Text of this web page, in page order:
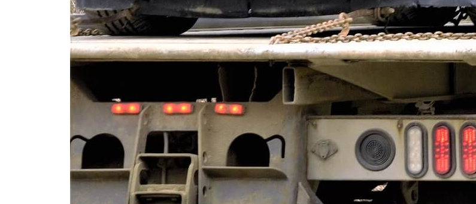
Ваш адрес email не будет опубликован. Обязательные
Комментарий *
Имя
Сайт